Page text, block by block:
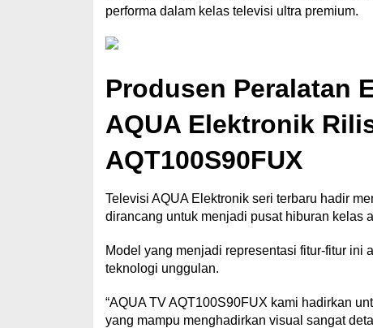
performa dalam kelas televisi ultra premium.
Produsen Peralatan
AQUA Elektronik
AQT100S90FUX
Televisi AQUA Elektronik seri terbaru hadir
dirancang untuk menjadi pusat hiburan kelas
Model yang menjadi representasi fitur-fitur
teknologi unggulan.
“AQUA TV AQT100S90FUX kami hadirkan
yang mampu menghadirkan visual sangat